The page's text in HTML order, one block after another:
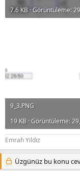
7.6 KB · Görüntüleme:
9_3.PNG
19 KB · Görüntüleme:
Emrah Yıldız
Üzgünüz bu konu